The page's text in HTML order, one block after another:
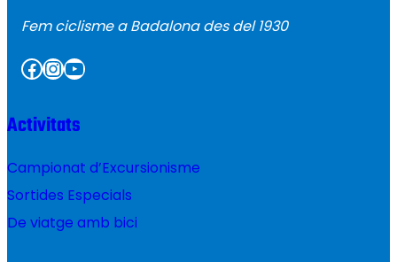
Fem ciclisme a Badalona des del 1930
Facebook InstagramYouTube
Activitats
Campionat d’Excursionisme
Sortides Especials
De viatge amb bici